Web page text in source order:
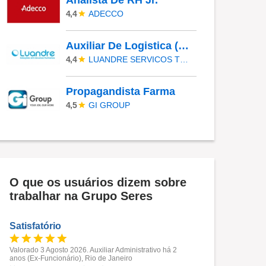
4,4 ADECCO
Auxiliar De Logistica (Piracicaba)
4,4
Propagandista Farma
4,5 GI GROUP
O que os usuários dizem sobre
trabalhar na Grupo Seres
Satisfatório
Valorado 3 Agosto 2026. Auxiliar Administrativo há 2
anos (Ex-Funcionário), Rio de Janeiro